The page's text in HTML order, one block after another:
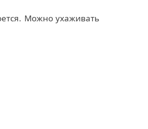
Можно ухаживать